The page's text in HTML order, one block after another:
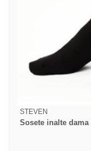
STEVEN
Sosete inalte